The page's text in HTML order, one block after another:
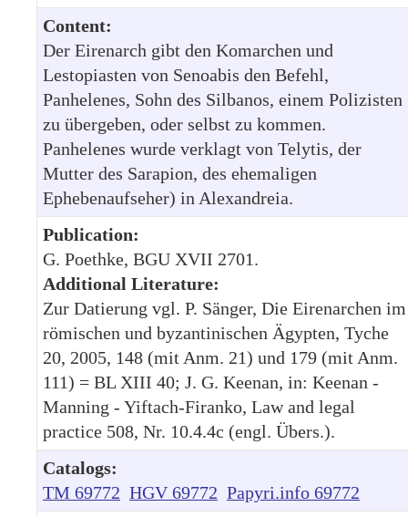
Content:
Der Eirenarch gibt den Komarchen und
Lestopiasten von Senoabis den Befehl,
Panhelenes, Sohn des Silbanos, einem Polizisten
zu übergeben, oder selbst zu kommen.
Panhelenes wurde verklagt von Telytis, der
Mutter des Sarapion, des ehemaligen
Ephebenaufseher) in Alexandreia.
Publication:
G. Poethke, BGU XVII 2701.
Additional Literature:
Zur Datierung vgl. P. Sänger, Die Eirenarchen im
römischen und byzantinischen Ägypten, Tyche
20, 2005, 148 (mit Anm. 21) und 179 (mit Anm.
111) = BL XIII 40; J. G. Keenan, in: Keenan -
Manning - Yiftach-Firanko, Law and legal
practice 508, Nr. 10.4.4c (engl. Übers.).
Catalogs:
TM 69772 HGV 69772 Papyri.info 69772